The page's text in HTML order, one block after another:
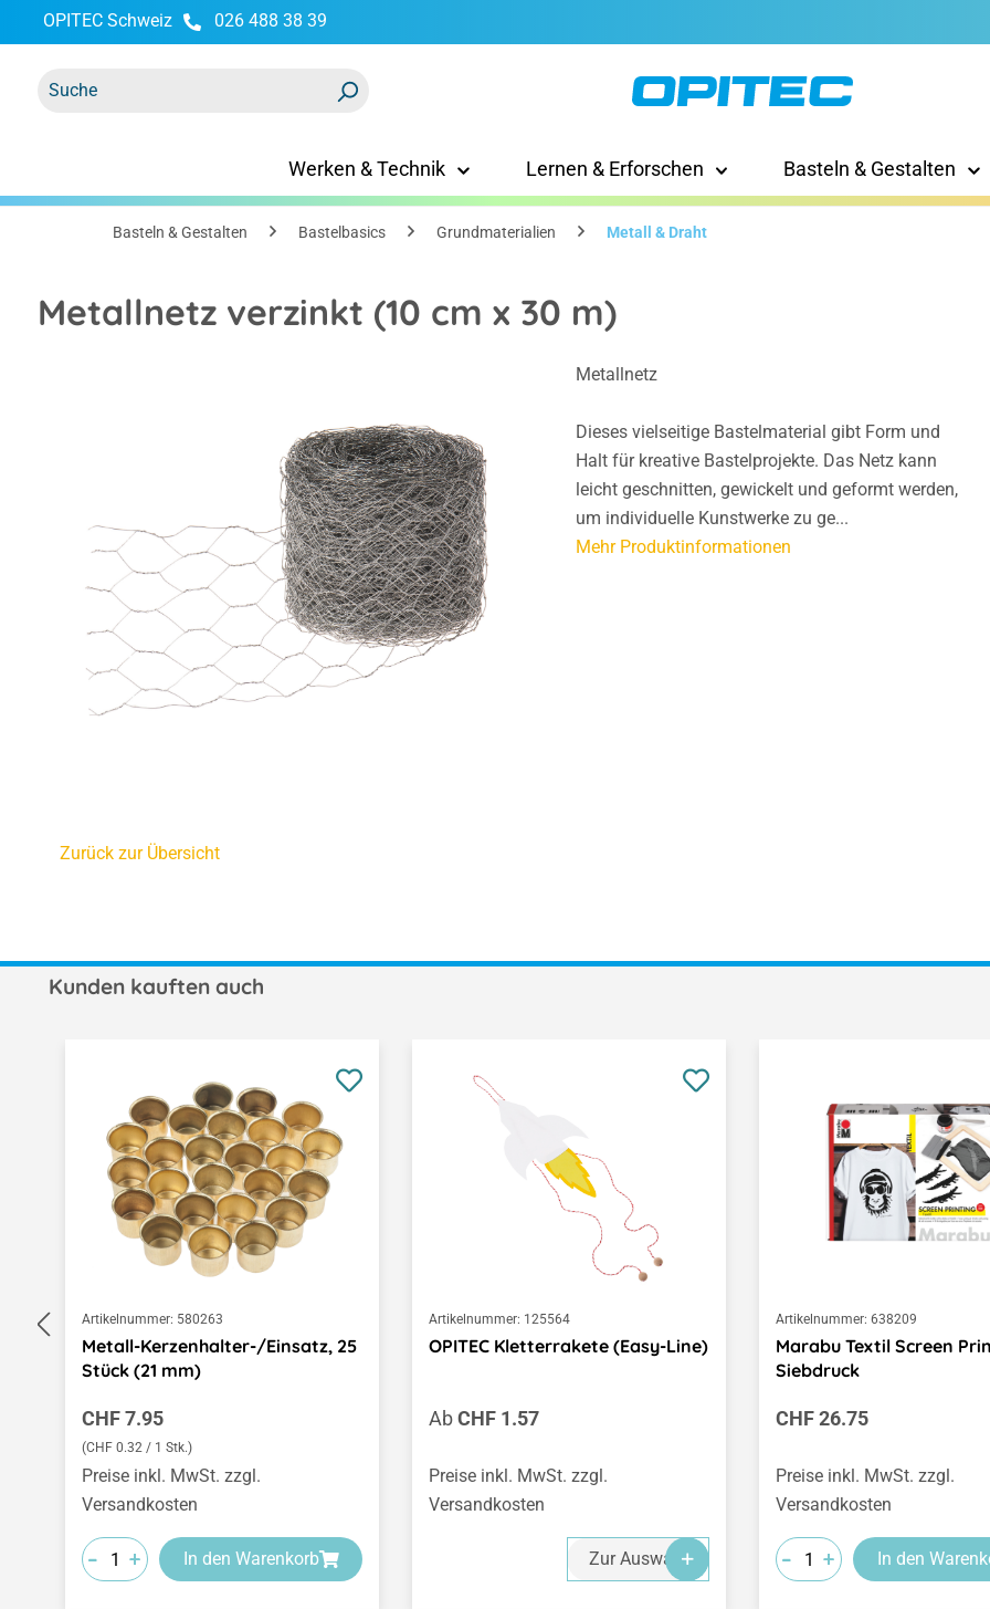
Zur Hauptnavigation springen
OPITEC Schweiz 026 488 38 39
Werken & Technik Lernen & Erforschen Basteln & Gestalten
Basteln & Gestalten Bastelbasics Grundmaterialien Metall & Draht
Metallnetz verzinkt (10 cm x 30 m)
Metallnetz
Dieses vielseitige Bastelmaterial gibt Form und
Halt für kreative Bastelprojekte. Das Netz kann
leicht geschnitten, gewickelt und geformt werden,
um individuelle Kunstwerke zu ge...
Mehr Produktinformationen
Zurück zur Übersicht
Kunden kauften auch
Artikelnummer: 580263
Metall-Kerzenhalter-/Einsatz, 25
Stück (21 mm)
Regulärer Preis:
CHF 7.95
(CHF 0.32 / 1 Stk.)
Preise inkl. MwSt. zzgl.
Versandkosten
-
-
- +
+
+ In den Warenkorb
Artikelnummer: 125564
OPITEC Kletterrakete (Easy-Line)
Regulärer Preis:
AbCHF 1.57
Preise inkl. MwSt. zzgl.
Versandkosten
Zur Auswahl
Artikelnummer: 638209
Marabu Textil Screen
Siebdruck
Regulärer Preis:
CHF 26.75
Preise inkl. MwSt. zzgl.
Versandkosten
-
-
- +
+
+ In den